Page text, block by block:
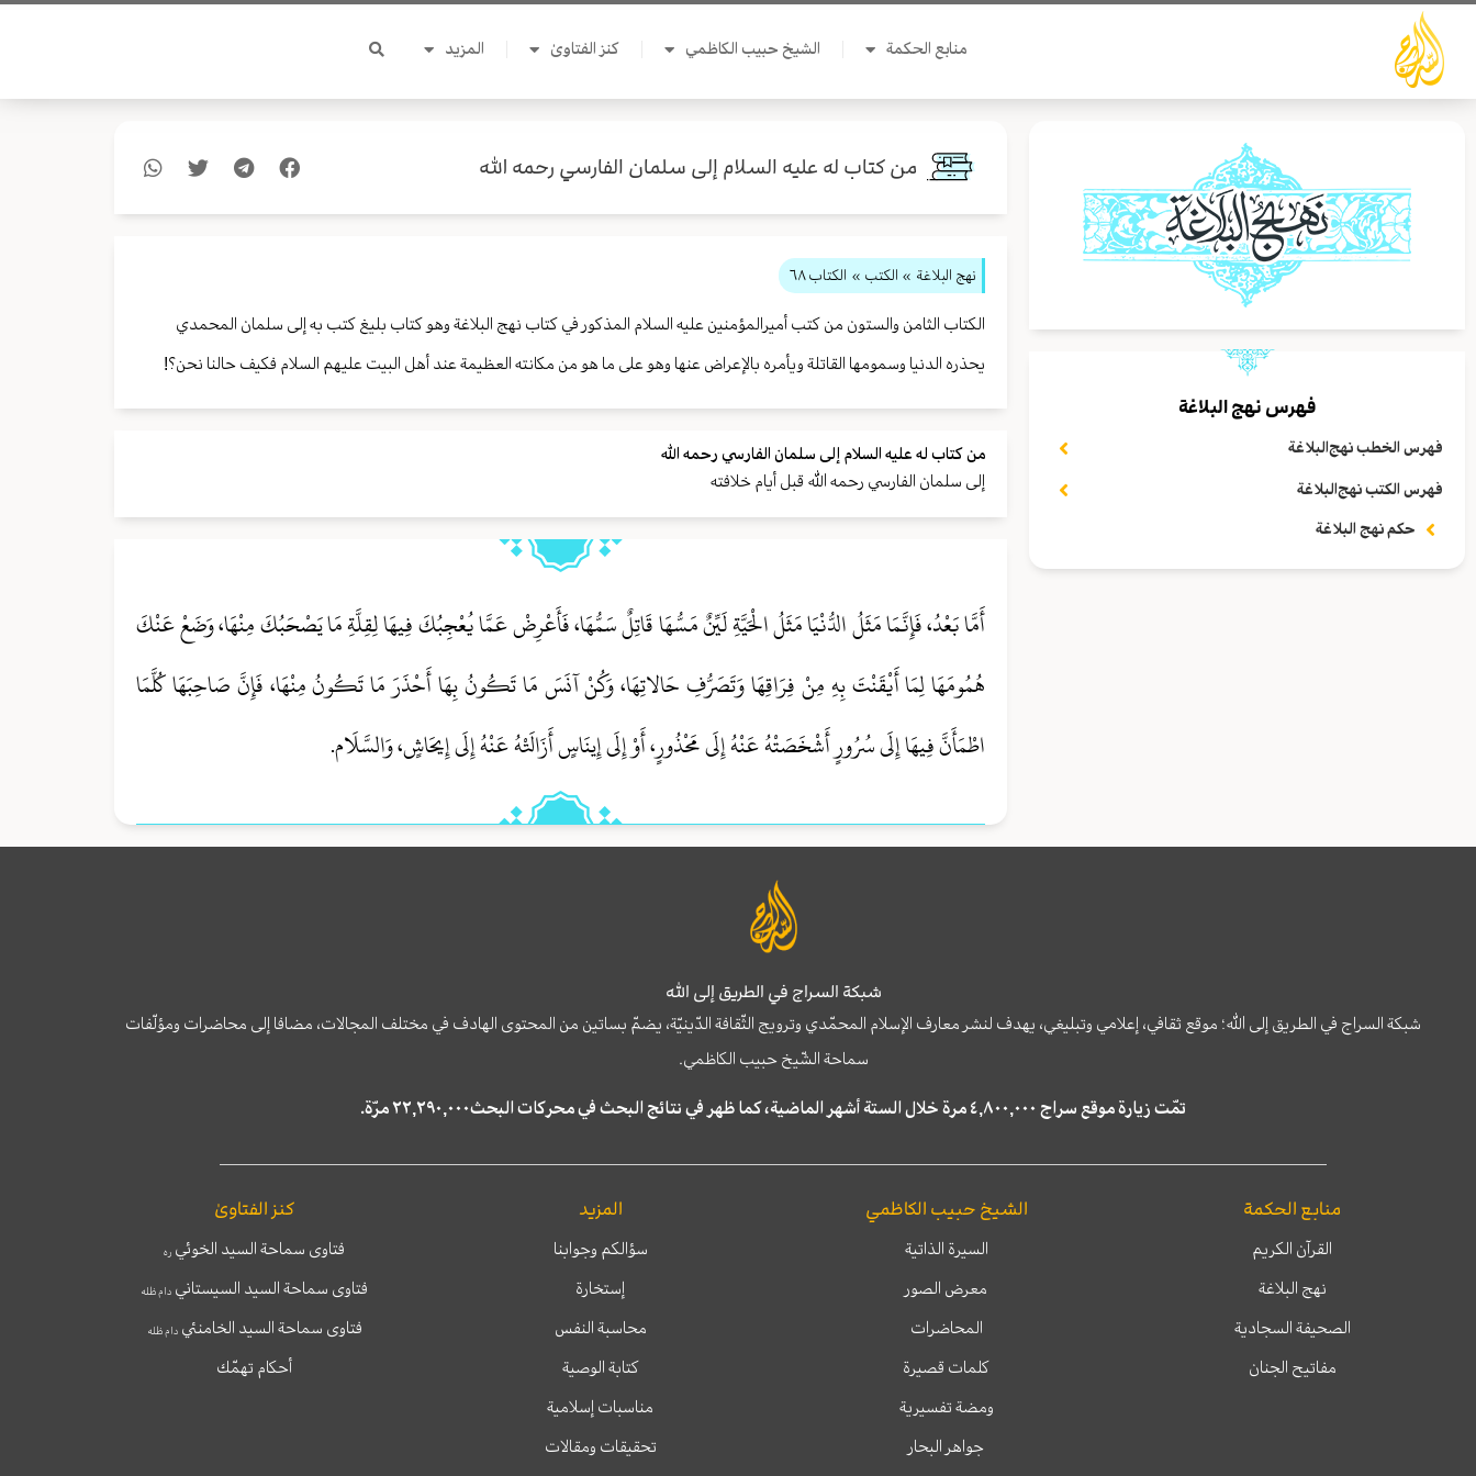
تخطي
المحتوى
منابع الحكمة الشيخ حبيب الكاظمي كنز الفتاوىٰ المزيد
فهرس نهج البلاغة
فهرس الخطب نهج‌البلاغة
فهرس الكتب نهج‌البلاغة
حكم نهج البلاغة
من كتاب له عليه السلام إلى سلمان الفارسي رحمه الله
نهج البلاغة » الكتب » الكتاب ٦٨
الكتاب الثامن والستون من كتب أميرالمؤمنين عليه السلام المذكور في كتاب نهج البلاغة وهو كتاب بليغ كتب به إلى سلمان المحمدي
يحذره الدنيا وسمومها القاتلة ويأمره بالإعراض عنها وهو على ما هو من مكانته العظيمة عند أهل البيت عليهم السلام فكيف حالنا نحن؟!
من كتاب له عليه السلام إلى سلمان الفارسي رحمه الله
إلى سلمان الفارسي رحمه الله قبل أيام خلافته
أَمَّا بَعْدُ، فَإِنَّمَا مَثَلُ الدُّنْيَا مَثَلُ الْحَيَّةِ لَيِّنٌ مَسُّهَا قَاتِلٌ سَمُّهَا، فَأَعْرِضْ عَمَّا يُعْجِبُكَ فِيهَا لِقِلَّةِ مَا يَصْحَبُكَ مِنْهَا، وَضَعْ عَنْكَ
هُمُومَهَا لِمَا أَيْقَنْتَ بِهِ مِنْ فِرَاقِهَا وَتَصَرُّفِ حَالاتِهَا، وَكُنْ آنَسَ مَا تَكُونُ بِهَا أَحْذَرَ مَا تَكُونُ مِنْهَا، فَإِنَّ صَاحِبَهَا كُلَّمَا
اطْمَأَنَّ فِيهَا إِلَى سُرُورٍ أَشْخَصَتْهُ عَنْهُ إِلَى مَحْذُورٍ، أَوْ إِلَى إِينَاسٍ أَزَالَتْهُ عَنْهُ إِلَى إِيحَاشٍ، وَالسَّلَام.
شبكة السراج في الطريق إلى الله
شبكة السراج في الطريق إلى الله؛ موقع ثقافي، إعلامي وتبليغي، يهدف لنشر معارف الإسلام المحمّدي وترويج الثّقافة الدّينيّة، يضمّ بساتين من المحتوى الهادف في مختلف المجالات، مضافا إلى محاضرات ومؤلّفات
سماحة الشّيخ حبيب الكاظمي.
تمّت زيارة موقع سراج ٤,٨٠٠,٠٠٠ مرة خلال الستة أشهر الماضية، كما ظهر في نتائج البحث في محركات البحث٢٢,٢٩٠,٠٠٠ مرّة.
منابع الحكمة
القرآن الكريم
نهج البلاغة
الصحيفة السجادية
مفاتيح الجنان
الشيخ حبيب الكاظمي
السيرة الذاتية
معرض الصور
المحاضرات
كلمات قصيرة
ومضة تفسيرية
جواهر البحار
المزيد
سؤالكم وجوابنا
إستخارة
محاسبة النفس
كتابة الوصية
مناسبات إسلامية
تحقيقات ومقالات
كنز الفتاوىٰ
فتاوى سماحة السيد الخوئي ره
فتاوى سماحة السيد السيستاني دام ظله
فتاوى سماحة السيد الخامنئيدام ظله
أحكام تهمّك